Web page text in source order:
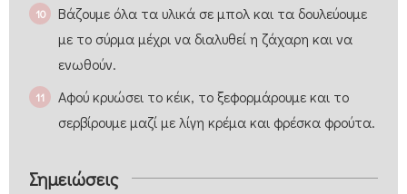
Βάζουμε όλα τα υλικά σε μπολ και τα δουλεύουμε
με το σύρμα μέχρι να διαλυθεί η ζάχαρη και να
ενωθούν.
Αφού κρυώσει το κέικ, το ξεφορμάρουμε και το
σερβίρουμε μαζί με λίγη κρέμα και φρέσκα φρούτα.
Σημειώσεις